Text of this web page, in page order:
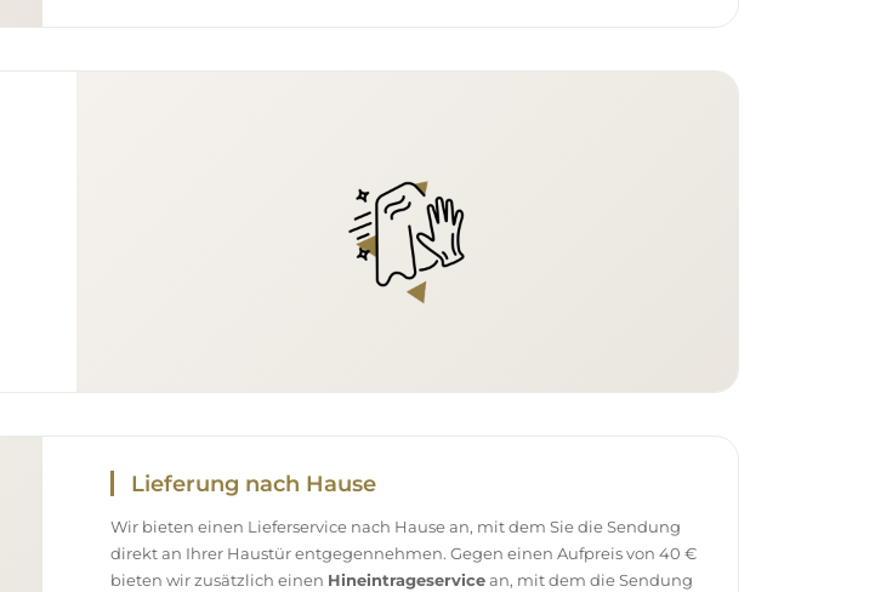
Lieferung nach Hause
Wir bieten einen Lieferservice nach Hause an, mit dem Sie die Sendung
direkt an Ihrer Haustür entgegennehmen. Gegen einen Aufpreis von 40 €
bieten wir zusätzlich einen Hineintrageservicean, mit dem die Sendung